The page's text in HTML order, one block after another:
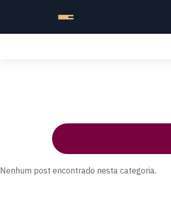
Nenhum post encontrado nesta categoria.